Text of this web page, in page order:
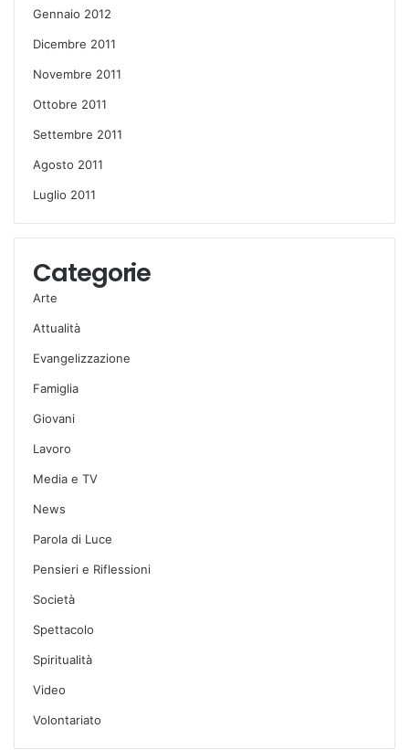
Gennaio 2012
Dicembre 2011
Novembre 2011
Ottobre 2011
Settembre 2011
Agosto 2011
Luglio 2011
Categorie
Arte
Attualità
Evangelizzazione
Famiglia
Giovani
Lavoro
Media e TV
News
Parola di Luce
Pensieri e Riflessioni
Società
Spettacolo
Spiritualità
Video
Volontariato